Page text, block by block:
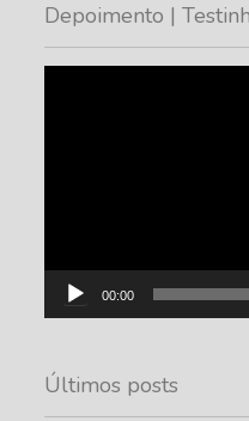
Depoimento |
00:00
Últimos posts